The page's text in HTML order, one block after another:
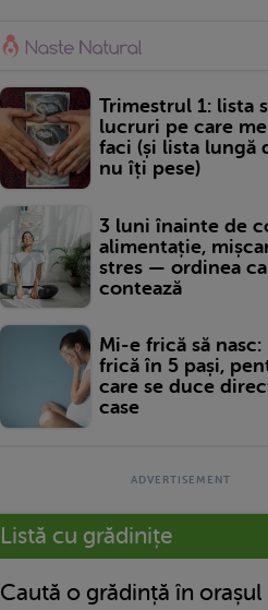
Trimestrul 1: lista
lucruri pe care
faci (și lista lungă
nu îți pese)
3 luni înainte de
alimentație,
stres — ordinea
contează
Mi-e frică să
frică în 5 pași,
care se duce
case
Listă cu grădinițe
Caută o grădință în orașul